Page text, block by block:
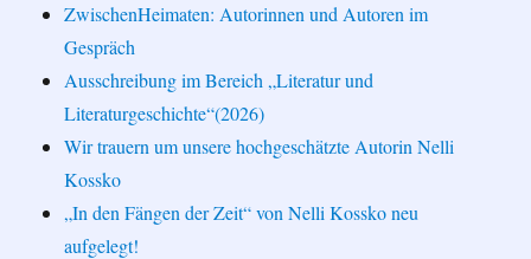
ZwischenHeimaten: Autorinnen und Autoren im
Gespräch
Ausschreibung im Bereich „Literatur und
Literaturgeschichte“(2026)
Wir trauern um unsere hochgeschätzte Autorin Nelli
Kossko
„In den Fängen der Zeit“ von Nelli Kossko neu
aufgelegt!